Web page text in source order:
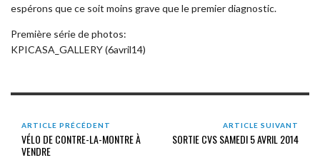
espérons que ce soit moins grave que le premier diagnostic.
Première série de photos:
KPICASA_GALLERY (6avril14)
ARTICLE PRÉCÉDENT
VÉLO DE CONTRE-LA-MONTRE À
VENDRE
ARTICLE SUIVANT
SORTIE CVS SAMEDI 5 AVRIL 2014